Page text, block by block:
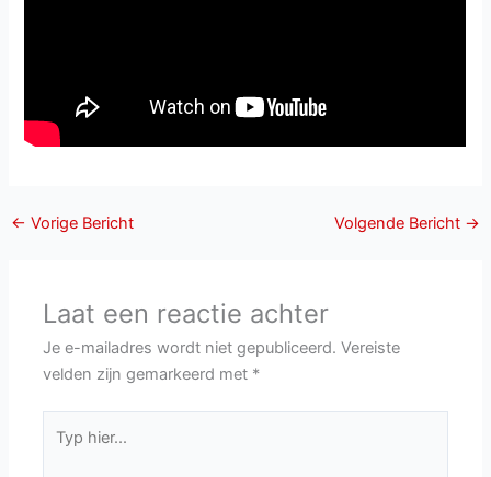
← Vorige Bericht Volgende Bericht →
Laat een reactie achter
Je e-mailadres wordt niet gepubliceerd. Vereiste
velden zijn gemarkeerd met *
hier...